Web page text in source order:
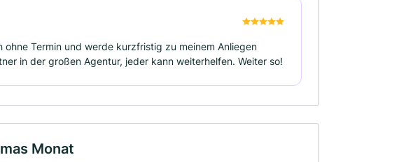
Termin und werde kurzfristig zu meinem Anliegen
in der großen Agentur, jeder kann weiterhelfen. Weiter so!
Monat